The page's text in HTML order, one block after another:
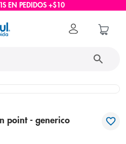
EN PEDIDOS +$10
point - generico